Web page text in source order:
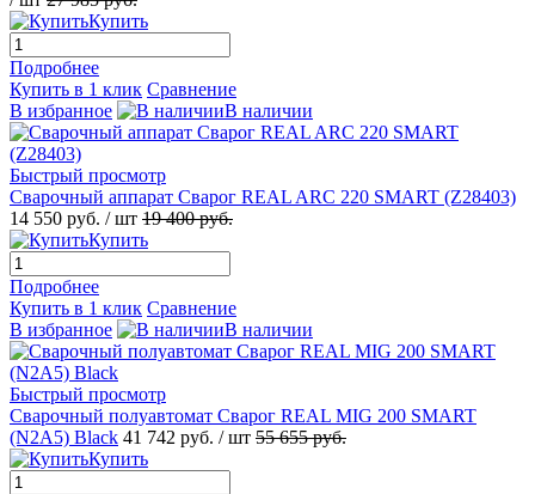
Купить
Подробнее
Купить в 1 клик Сравнение
В избранное
В наличии
Быстрый просмотр
Сварочный аппарат Сварог REAL ARC 220 SMART (Z28403)
14 550 руб. / шт 19 400 руб.
Купить
Подробнее
Купить в 1 клик Сравнение
В избранное
В наличии
Быстрый просмотр
Сварочный полуавтомат Сварог REAL MIG 200 SMART
(N2A5) Black 41 742 руб. / шт 55 655 руб.
Купить